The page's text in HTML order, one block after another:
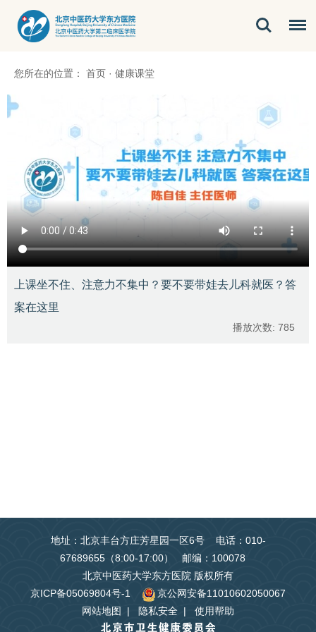
您所在的位置： 首页 · 健康课堂
上课坐不住、注意力不集中？要不要带娃去儿科就医？答
案在这里
播放次数: 785
地址：北京丰台方庄芳星园一区6号 电话：010-
67689655（8:00-17:00） 邮编：100078
北京中医药大学东方医院 版权所有
京ICP备05069804号-1
京公网安备11010602050067
网站地图
| 隐私安全 | 使用帮助